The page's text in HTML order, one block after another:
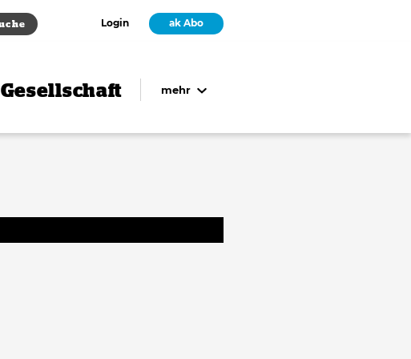
Login ak Abo
Gesellschaft mehr